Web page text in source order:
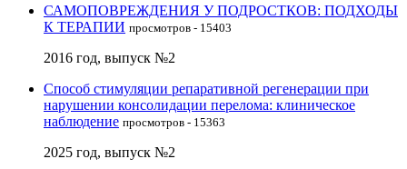
САМОПОВРЕЖДЕНИЯ У ПОДРОСТКОВ: ПОДХОДЫ
К ТЕРАПИИ просмотров - 15403
2016 год, выпуск №2
Способ стимуляции репаративной регенерации при
нарушении консолидации перелома: клиническое
наблюдение просмотров - 15363
2025 год, выпуск №2